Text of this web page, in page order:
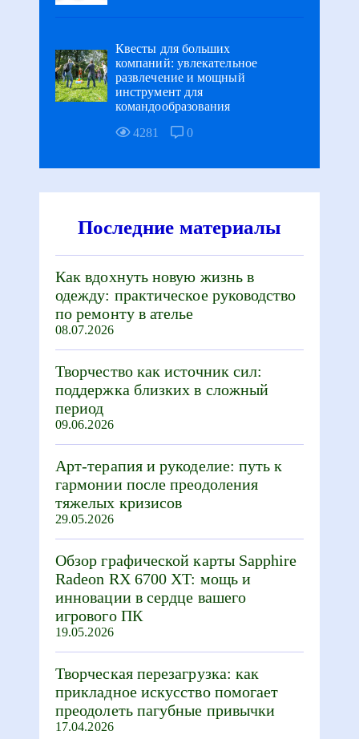
Квесты для больших
компаний: увлекательное
развлечение и мощный
инструмент для
командообразования
4281
0
Последние материалы
Как вдохнуть новую жизнь в
одежду: практическое руководство
по ремонту в ателье
08.07.2026
Творчество как источник сил:
поддержка близких в сложный
период
09.06.2026
Арт-терапия и рукоделие: путь к
гармонии после преодоления
тяжелых кризисов
29.05.2026
Обзор графической карты Sapphire
Radeon RX 6700 XT: мощь и
инновации в сердце вашего
игрового ПК
19.05.2026
Творческая перезагрузка: как
прикладное искусство помогает
преодолеть пагубные привычки
17.04.2026